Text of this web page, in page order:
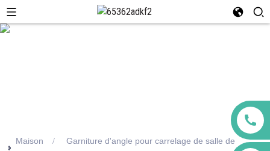
>>
Maison
Garniture d'angle pour carrelage de salle de